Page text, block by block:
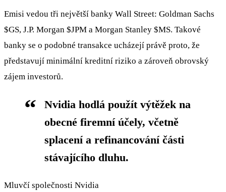
Emisi vedou tři největší banky Wall Street: Goldman Sachs
$GS, J.P. Morgan $JPM a Morgan Stanley $MS. Takové
banky se o podobné transakce ucházejí právě proto, že
představují minimální kreditní riziko a zároveň obrovský
zájem investorů.
Nvidia hodlá použít výtěžek na
obecné firemní účely, včetně
splacení a refinancování části
stávajícího dluhu.
Mluvčí společnosti Nvidia